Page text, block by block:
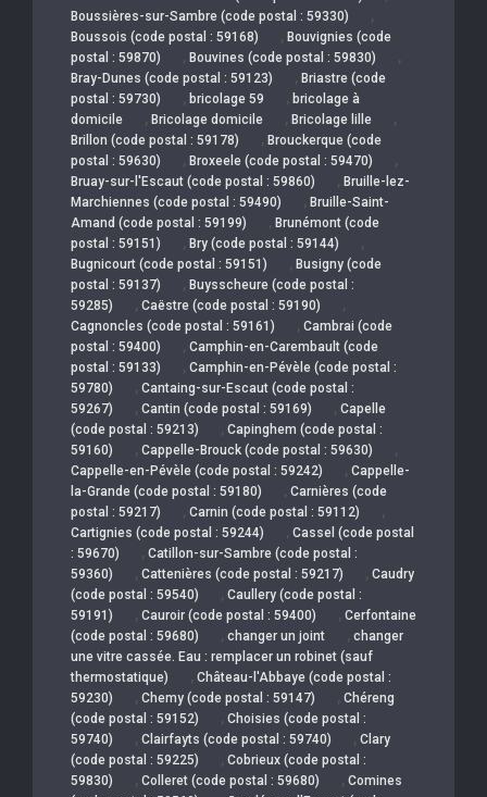
Boussières-sur-Sambre (code postal : 59330) ,
Boussois (code postal : 59168) , Bouvignies (code
postal : 59870)
, Bouvines (code postal : 59830) ,
Bray-Dunes (code postal : 59123) , Briastre (code
postal : 59730)
, bricolage 59 , bricolage à
domicile
, Bricolage domicile , Bricolage lille ,
Brillon (code postal : 59178) , Brouckerque (code
postal : 59630)
, Broxeele (code postal : 59470) ,
Bruay-sur-l'Escaut (code postal : 59860) , Bruille-lez-
Marchiennes (code postal : 59490)
, Bruille-Saint-
Amand (code postal : 59199)
, Brunémont (code
postal : 59151)
, Bry (code postal : 59144) ,
Bugnicourt (code postal : 59151) , Busigny (code
postal : 59137)
, Buysscheure (code postal :
59285)
, Caëstre (code postal : 59190) ,
Cagnoncles (code postal : 59161) , Cambrai (code
postal : 59400)
, Camphin-en-Carembault (code
postal : 59133)
, Camphin-en-Pévèle (code postal :
59780)
, Cantaing-sur-Escaut (code postal :
59267)
, Cantin (code postal : 59169) , Capelle
(code postal : 59213)
, Capinghem (code postal :
59160)
, Cappelle-Brouck (code postal : 59630) ,
Cappelle-en-Pévèle (code postal : 59242) , Cappelle-
la-Grande (code postal : 59180)
, Carnières (code
postal : 59217)
, Carnin (code postal : 59112) ,
Cartignies (code postal : 59244) , Cassel (code postal
: 59670)
, Catillon-sur-Sambre (code postal :
59360)
, Cattenières (code postal : 59217) , Caudry
(code postal : 59540)
, Caullery (code postal :
59191)
, Cauroir (code postal : 59400) , Cerfontaine
(code postal : 59680)
, changer un joint , changer
une vitre cassée. Eau : remplacer un robinet (sauf
thermostatique)
, Château-l'Abbaye (code postal :
59230)
, Chemy (code postal : 59147) , Chéreng
(code postal : 59152)
, Choisies (code postal :
59740)
, Clairfayts (code postal : 59740) , Clary
(code postal : 59225)
, Cobrieux (code postal :
59830)
, Colleret (code postal : 59680) , Comines